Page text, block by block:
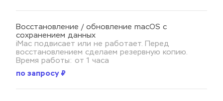
Восстановление / обновление macOS с
сохранением данных
iMac подвисает или не работает. Перед
восстановлением сделаем резервную копию.
Время работы: от 1 часа
по запросу ₽